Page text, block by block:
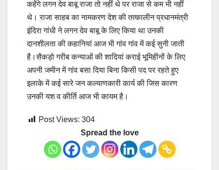
कहेंगे लगन देव बाबू राजा तो नहीं थे पर राजा से कम भी नहीं
थे। राजा साहब का नामकरण देश की तत्कालीन प्रधानमंत्री
इंदिरा गांधी ने लगन देव बाबू के लिए किया था उनकी
दानशीलता की कहानियां आज भी गांव गांव में कई सुनी जाती
है।सैकड़ो गरीब कन्याओं की शादियां कराई भूमिहीनों के लिए
अपनी जमीन में गांव बसा दिया बिना किसी पद पर रहते हुए
इलाके में कई सारे जन कल्याणकारी कार्य की जिस कारण
उनकी यश व कीर्ति आज भी कायम है।
Post Views: 304
Spread the love